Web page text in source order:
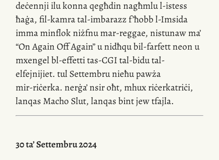
deċennji ilu konna qegħdin nagħmlul-istess
ħaġa, fil-kamratal-imbarazz f’ħobbl-Imsida
imma minflok niżfnumar-reggae, nistunaw ma’
“On Again Off Again” u nidħqubil-farfettneon u
mxengelbl-effettitas-CGItal-bidutal-
elfejnijiet. tul Settembru nieħu pawża
mir-riċerka. nerġa’ nsir oħt, mhux riċerkatriċi,
lanqas Macho Slut, lanqas bint jew tfajla.
30 ta’ Settembru 2024